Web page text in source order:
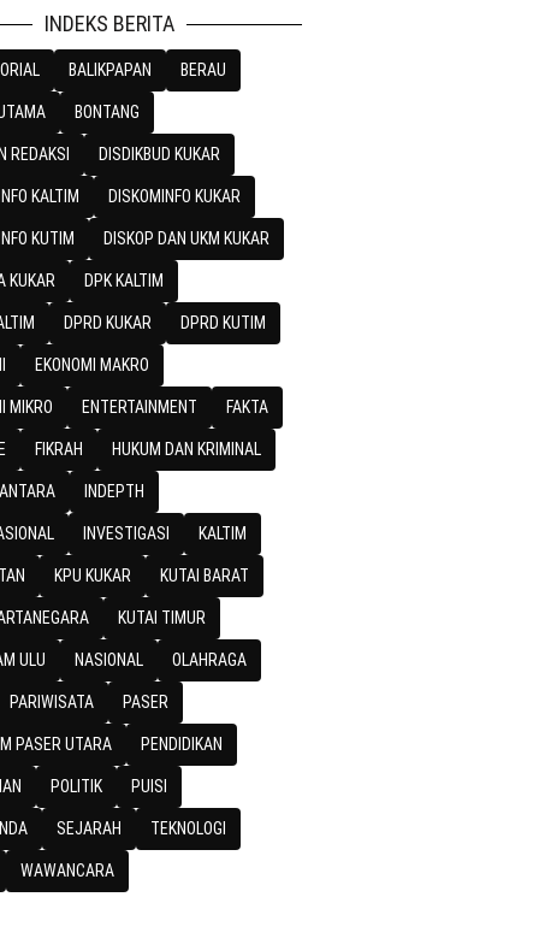
INDEKS BERITA
BALIKPAPAN BERAU
BONTANG
REDAKSI DISDIKBUD KUKAR
KALTIM DISKOMINFO KUKAR
KUTIM DISKOP DAN UKM KUKAR
KUKAR DPK KALTIM
DPRD KUKAR DPRD KUTIM
EKONOMI MAKRO
MIKRO ENTERTAINMENT FAKTA
FIKRAH HUKUM DAN KRIMINAL
INDEPTH
INVESTIGASI KALTIM
KPU KUKAR KUTAI BARAT
KUTAI TIMUR
ULU NASIONAL OLAHRAGA
PARIWISATA PASER
PASER UTARA PENDIDIKAN
POLITIK PUISI
SEJARAH TEKNOLOGI
WAWANCARA